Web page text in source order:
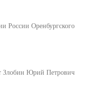
России Оренбургского
Злобин Юрий Петрович